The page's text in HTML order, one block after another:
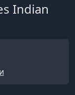
Indian